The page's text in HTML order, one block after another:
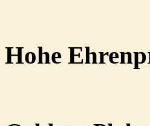
Hohe